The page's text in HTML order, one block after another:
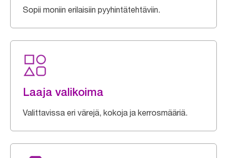
Sopii moniin erilaisiin pyyhintätehtäviin.
Laaja valikoima
Valittavissa eri värejä, kokoja ja kerrosmääriä.